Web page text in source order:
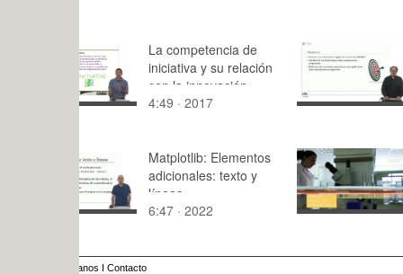
La competencia de
iniciativa y su relación
con la innovación.
4:49 · 2017
8:30 · 2025
Matplotlib: Elementos
adicionales: texto y
líneas
6:47 · 2022
TRAGSA
4:48 · 2021